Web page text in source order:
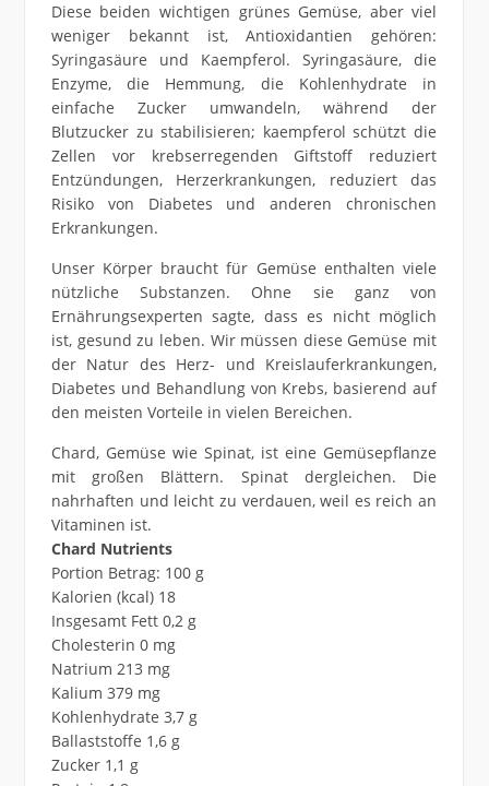
Diese beiden wichtigen grünes Gemüse, aber viel
weniger bekannt ist, Antioxidantien gehören:
Syringasäure und Kaempferol. Syringasäure, die
Enzyme, die Hemmung, die Kohlenhydrate in
einfache Zucker umwandeln, während der
Blutzucker zu stabilisieren; kaempferol schützt die
Zellen vor krebserregenden Giftstoff reduziert
Entzündungen, Herzerkrankungen, reduziert das
Risiko von Diabetes und anderen chronischen
Erkrankungen.
Unser Körper braucht für Gemüse enthalten viele
nützliche Substanzen. Ohne sie ganz von
Ernährungsexperten sagte, dass es nicht möglich
ist, gesund zu leben. Wir müssen diese Gemüse mit
der Natur des Herz- und Kreislauferkrankungen,
Diabetes und Behandlung von Krebs, basierend auf
den meisten Vorteile in vielen Bereichen.
Chard, Gemüse wie Spinat, ist eine Gemüsepflanze
mit großen Blättern. Spinat dergleichen. Die
nahrhaften und leicht zu verdauen, weil es reich an
Vitaminen ist.
Chard Nutrients
Portion Betrag: 100 g
Kalorien (kcal) 18
Insgesamt Fett 0,2 g
Cholesterin 0 mg
Natrium 213 mg
Kalium 379 mg
Kohlenhydrate 3,7 g
Ballaststoffe 1,6 g
Zucker 1,1 g